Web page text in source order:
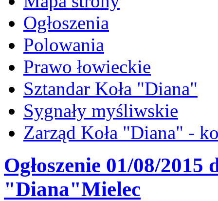
Ogłoszenia
Polowania
Prawo łowieckie
Sztandar Koła "Diana"
Sygnały myśliwskie
Zarząd Koła "Diana" -
Ogłoszenie 01/08/
"Diana"Mielec